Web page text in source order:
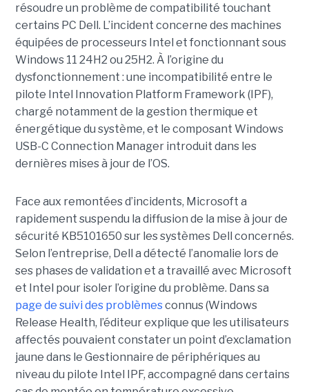
résoudre un problème de compatibilité touchant
certains PC Dell. L’incident concerne des machines
équipées de processeurs Intel et fonctionnant sous
Windows 11 24H2 ou 25H2. À l’origine du
dysfonctionnement : une incompatibilité entre le
pilote Intel Innovation Platform Framework (IPF),
chargé notamment de la gestion thermique et
énergétique du système, et le composant Windows
USB-C Connection Manager introduit dans les
dernières mises à jour de l’OS.
Face aux remontées d’incidents, Microsoft a
rapidement suspendu la diffusion de la mise à jour de
sécurité KB5101650 sur les systèmes Dell concernés.
Selon l’entreprise, Dell a détecté l’anomalie lors de
ses phases de validation et a travaillé avec Microsoft
et Intel pour isoler l’origine du problème. Dans sa
page de suivi des problèmesconnus (Windows
Release Health, l’éditeur explique que les utilisateurs
affectés pouvaient constater un point d’exclamation
jaune dans le Gestionnaire de périphériques au
niveau du pilote Intel IPF, accompagné dans certains